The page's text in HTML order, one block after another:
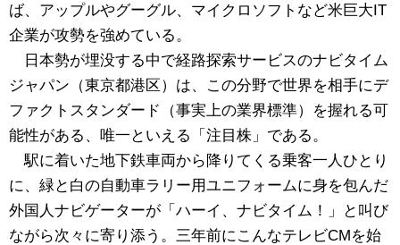
ば、アップルやグーグル、マイクロソフトなど米巨大IT
企業が攻勢を強めている。
日本勢が埋没する中で経路探索サービスのナビタイム
ジャパン（東京都港区）は、この分野で世界を相手にデ
ファクトスタンダード（事実上の業界標準）を握れる可
能性がある、唯一といえる「注目株」である。
駅に着いた地下鉄車両から降りてくる乗客一人ひとり
に、緑と白の自動車ラリー用ユニフォームに身を包んだ
外国人ナビゲーターが「ハーイ、ナビタイム！」と叫び
ながら次々に寄り添う。三年前にこんなテレビCMを始